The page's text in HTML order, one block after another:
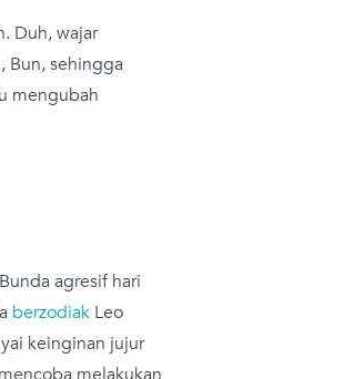
Duh, wajar
Bun, sehingga
mengubah
agresif hari
berzodiak Leo
keinginan jujur